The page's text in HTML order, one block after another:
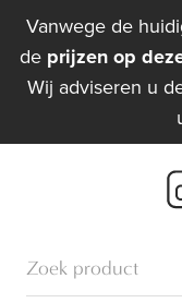
Vanwege de
de prijzen op
Wij adviseren u